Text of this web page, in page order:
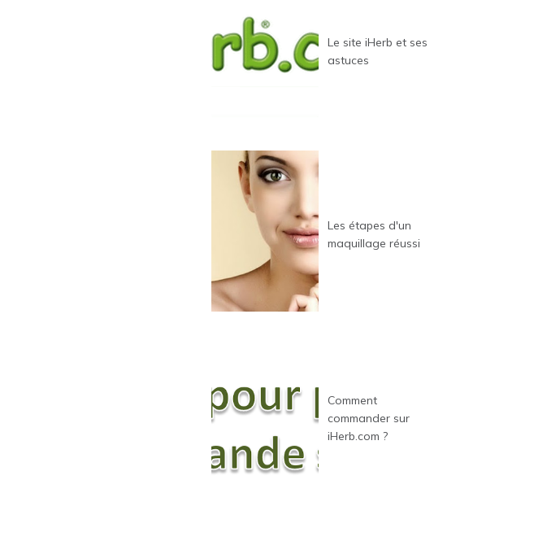
Le site iHerb et ses
astuces
Les étapes d'un
maquillage réussi
Comment
commander sur
iHerb.com ?